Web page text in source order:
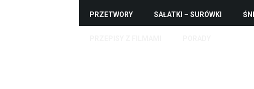
PRZETWORY SAŁATKI – SURÓWKI